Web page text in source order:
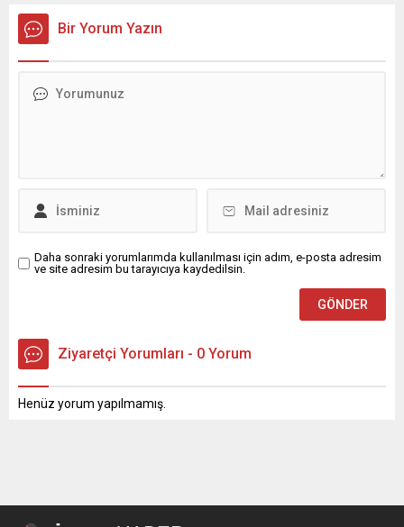
Osman Delen, mübarek
Kadir Gecesi dolayısıyla bir
Gecesi’nin İslam âlemi için
Delen mesajında şu
Bir Yorum Yazın
Daha sonraki yorumlarımda kullanılması için adım, e-posta adresim
ve site adresim bu tarayıcıya kaydedilsin.
Ziyaretçi Yorumları - 0 Yorum
Henüz yorum yapılmamış.